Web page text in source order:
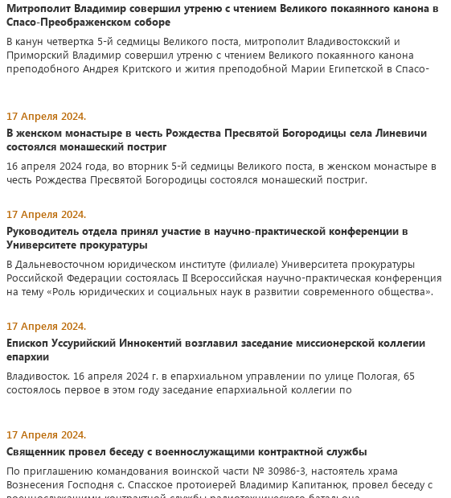
Митрополит Владимир совершил утреню с чтением Великого покаянного канона в
Спасо-Преображенском соборе
В канун четвертка 5-й седмицы Великого поста, митрополит Владивостокский и
Приморский Владимир совершил утреню с чтением Великого покаянного канона
преподобного Андрея Критского и жития преподобной Марии Египетской в Спасо-
17 Апреля 2024.
В женском монастыре в честь Рождества Пресвятой Богородицы села Линевичи
состоялся монашеский постриг
16 апреля 2024 года, во вторник 5-й седмицы Великого поста, в женском монастыре в
честь Рождества Пресвятой Богородицы состоялся монашеский постриг.
17 Апреля 2024.
Руководитель отдела принял участие в научно-практической конференции в
Университете прокуратуры
В Дальневосточном юридическом институте (филиале) Университета прокуратуры
Российской Федерации состоялась II Всероссийская научно-практическая конференция
на тему «Роль юридических и социальных наук в развитии современного общества».
17 Апреля 2024.
Епископ Уссурийский Иннокентий возглавил заседание миссионерской коллегии
епархии
Владивосток. 16 апреля 2024 г. в епархиальном управлении по улице Пологая, 65
состоялось первое в этом году заседание епархиальной коллегии по
17 Апреля 2024.
Священник провел беседу с военнослужащими контрактной службы
По приглашению командования воинской части № 30986-3, настоятель храма
Вознесения Господня с. Спасское протоиерей Владимир Капитанюк, провел беседу с